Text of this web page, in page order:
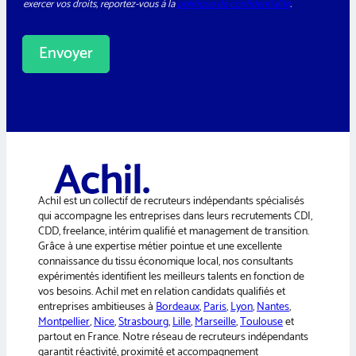
t
r
*exercer vos droits, reportez-vous à lapolitique de confidentialité.
Envoyer
e
Achil est un collectif de recruteurs indépendants spécialisés
qui accompagne les entreprises dans leurs recrutements CDI,
CDD, freelance, intérim qualifié et management de transition.
Grâce à une expertise métier pointue et une excellente
connaissance du tissu économique local, nos consultants
expérimentés identifient les meilleurs talents en fonction de
vos besoins. Achil met en relation candidats qualifiés et
entreprises ambitieuses àBordeaux,Paris,Lyon,Nantes,
Montpellier,Nice,Strasbourg,Lille,Marseille,Toulouseet
partout en France. Notre réseau de recruteurs indépendants